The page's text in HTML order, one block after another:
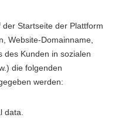
Startseite der Plattform
Website-Domainname,
des Kunden in sozialen
die folgenden
werden:
data.